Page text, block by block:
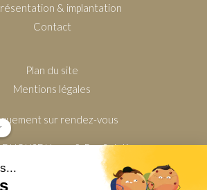
& implantation
Contact
Plan du site
Mentions légales
sur rendez-vous
Home & Pro Solutions
630 Avenue de Tournamy